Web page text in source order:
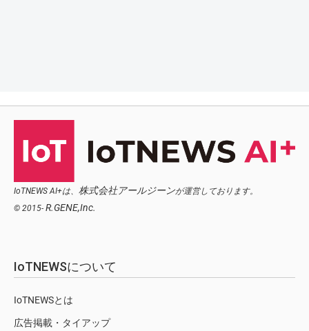
IoTNEWS AI+は、 株式会社アールジーンが運営しております。
© 2015- R.GENE,Inc.
IoTNEWSについて
IoTNEWSとは
広告掲載・タイアップ